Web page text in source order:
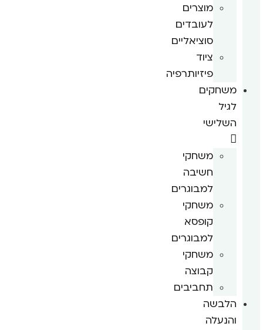
מוצרים
לעובדים
סוציאליים
ציוד
פיזיותרפיה
משחקים
לגיל
השלישי
משחקי
חשיבה
למבוגרים
משחקי
קופסא
למבוגרים
משחקי
קבוצה
תחביבים
הלבשה
והנעלה